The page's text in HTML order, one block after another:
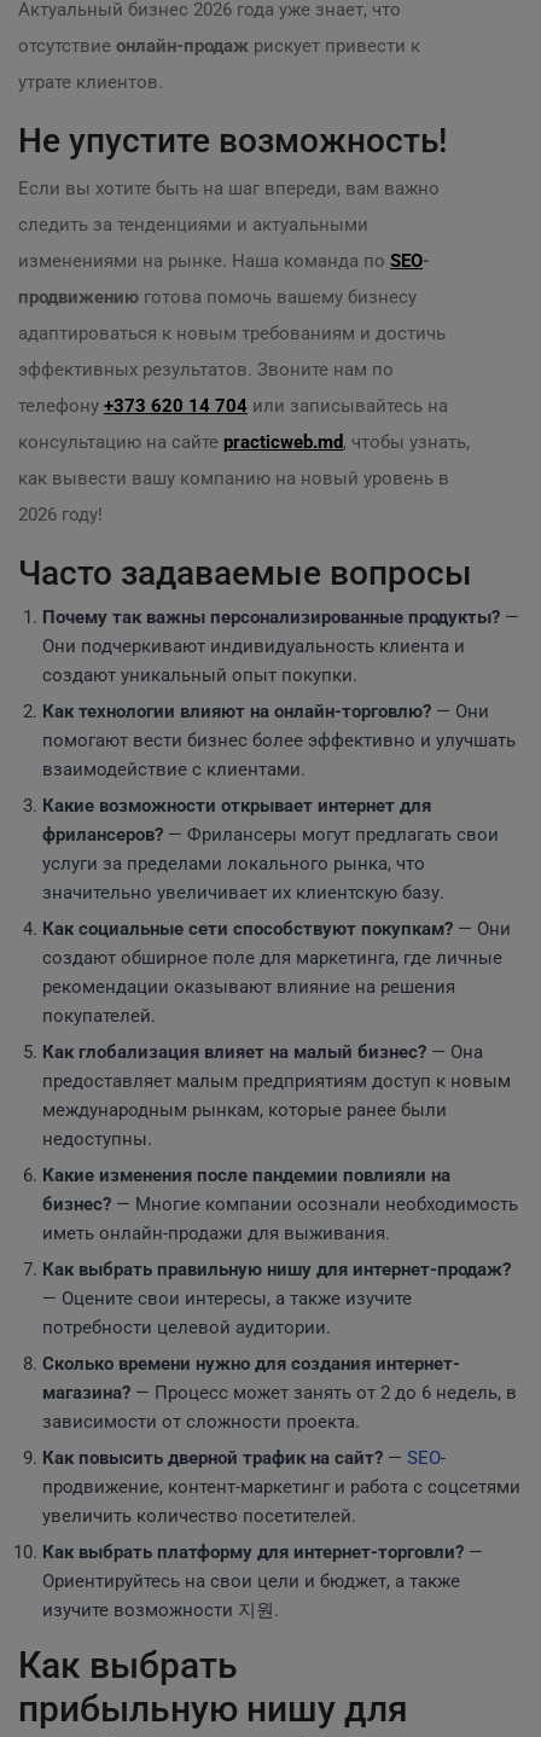
Актуальный бизнес 2026 года уже знает, что
отсутствие онлайн-продаж рискует привести к
утрате клиентов.
Не упустите возможность!
Если вы хотите быть на шаг впереди, вам важно
следить за тенденциями и актуальными
изменениями на рынке. Наша команда по SEO-
продвижению готова помочь вашему бизнесу
адаптироваться к новым требованиям и достичь
эффективных результатов. Звоните нам по
телефону +373 620 14 704 или записывайтесь на
консультацию на сайте practicweb.md, чтобы узнать,
как вывести вашу компанию на новый уровень в
2026 году!
Часто задаваемые вопросы
Почему так важны персонализированные продукты? —
Они подчеркивают индивидуальность клиента и
создают уникальный опыт покупки.
Как технологии влияют на онлайн-торговлю? — Они
помогают вести бизнес более эффективно и улучшать
взаимодействие с клиентами.
Какие возможности открывает интернет для
фрилансеров? — Фрилансеры могут предлагать свои
услуги за пределами локального рынка, что
значительно увеличивает их клиентскую базу.
Как социальные сети способствуют покупкам? — Они
создают обширное поле для маркетинга, где личные
рекомендации оказывают влияние на решения
покупателей.
Как глобализация влияет на малый бизнес? — Она
предоставляет малым предприятиям доступ к новым
международным рынкам, которые ранее были
недоступны.
Какие изменения после пандемии повлияли на
бизнес? — Многие компании осознали необходимость
иметь онлайн-продажи для выживания.
Как выбрать правильную нишу для интернет-продаж?
— Оцените свои интересы, а также изучите
потребности целевой аудитории.
Сколько времени нужно для создания интернет-
магазина? — Процесс может занять от 2 до 6 недель, в
зависимости от сложности проекта.
Как повысить дверной трафик на сайт? — SEO-
продвижение, контент-маркетинг и работа с соцсетями
увеличить количество посетителей.
Как выбрать платформу для интернет-торговли? —
Ориентируйтесь на свои цели и бюджет, а также
изучите возможности 지원.
Как выбрать
прибыльную нишу для